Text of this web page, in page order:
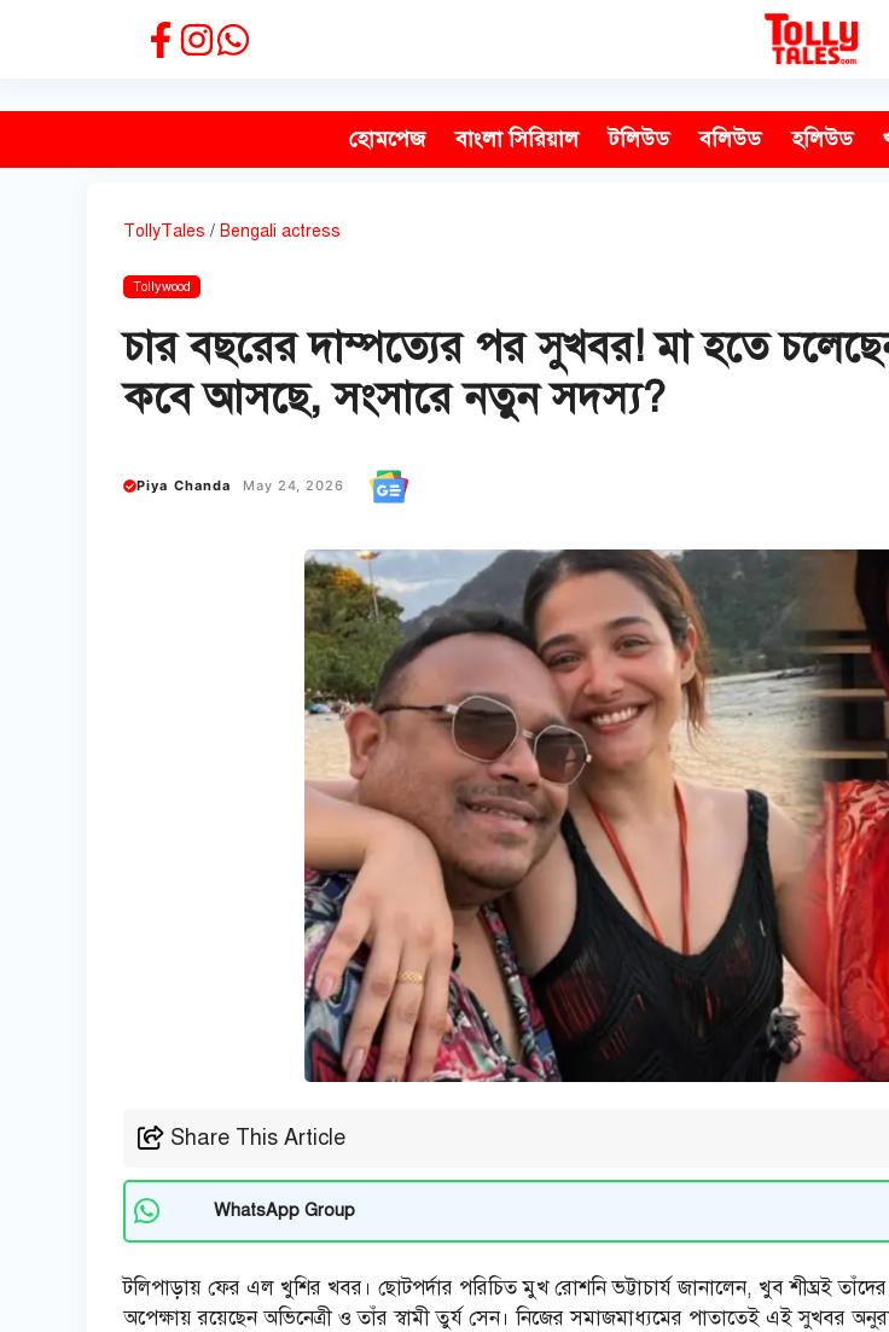
হোমপেজ বাংলা সিরিয়াল টলিউড বলিউড হলিউড
TollyTales / Bengali actress
Tollywood
চার বছরের দাম্পত্যের পর সুখবর! মা হতে চলেছেন
কবে আসছে, সংসারে নতুন সদস্য?
Piya Chanda May 24, 2026
Share This Article
WhatsApp Group
টলিপাড়ায় ফের এল খুশির খবর। ছোটপর্দার পরিচিত মুখ রোশনি ভট্টাচার্য জানালেন, খুব শীঘ্রই
অপেক্ষায় রয়েছেন অভিনেত্রী ও তাঁর স্বামী তুর্য সেন। নিজের সমাজমাধ্যমের পাতাতেই এই সুখবর